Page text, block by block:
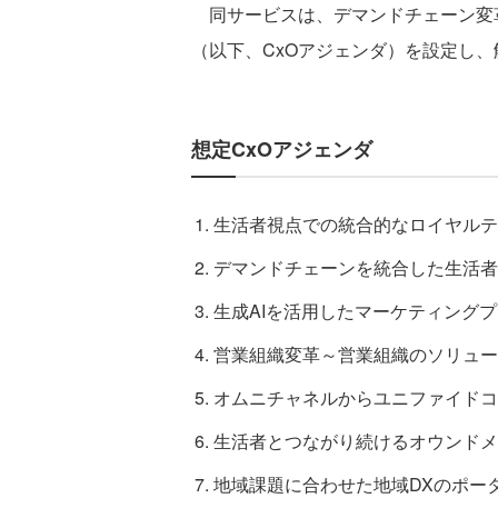
同サービスは、デマンドチェーン
（以下、CxOアジェンダ）を設定し
想定CxOアジェンダ
生活者視点での統合的なロイヤル
デマンドチェーンを統合した生活
生成AIを活用したマーケティング
営業組織変革～営業組織のソリュ
オムニチャネルからユニファイド
生活者とつながり続けるオウンド
地域課題に合わせた地域DXのポー